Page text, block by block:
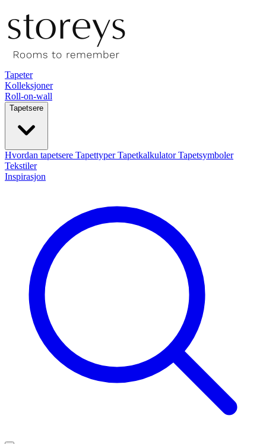
Tapeter
Kolleksjoner
Roll-on-wall
Tapetsere
Hvordan tapetsere TapettyperTapetkalkulatorTapetsymboler
Tekstiler
Inspirasjon